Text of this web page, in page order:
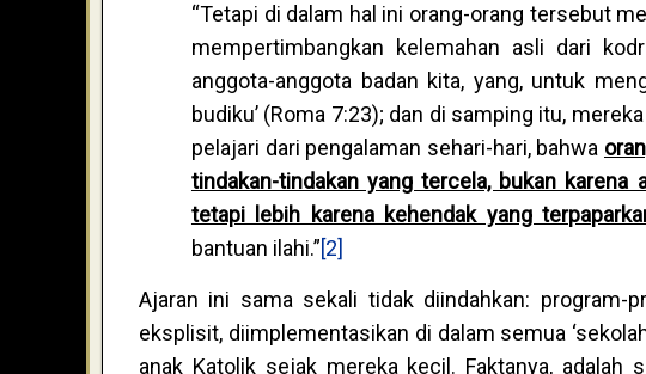
“Tetapi di dalam hal ini orang-orang tersebut
mempertimbangkan kelemahan asli dari
anggota-anggota badan kita, yang, untuk
budiku’ (Roma 7:23); dan di samping itu,
pelajari dari pengalaman sehari-hari, bahwa
tindakan-tindakan yang tercela, bukan
tetapi lebih karena kehendak yang
bantuan ilahi.”[2]
Ajaran ini sama sekali tidak diindahkan: program-
eksplisit, diimplementasikan di dalam semua
anak Katolik sejak mereka kecil. Faktanya,